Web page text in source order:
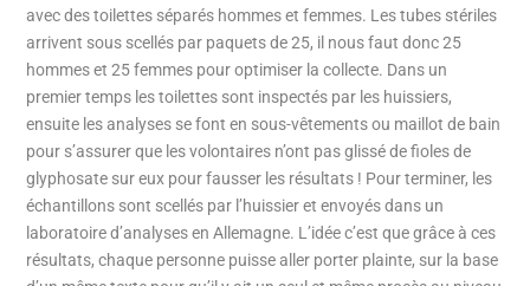
avec des toilettes séparés hommes et femmes. Les tubes stériles
arrivent sous scellés par paquets de 25, il nous faut donc 25
hommes et 25 femmes pour optimiser la collecte. Dans un
premier temps les toilettes sont inspectés par les huissiers,
ensuite les analyses se font en sous-vêtements ou maillot de bain
pour s’assurer que les volontaires n’ont pas glissé de fioles de
glyphosate sur eux pour fausser les résultats ! Pour terminer, les
échantillons sont scellés par l’huissier et envoyés dans un
laboratoire d’analyses en Allemagne. L’idée c’est que grâce à ces
résultats, chaque personne puisse aller porter plainte, sur la base